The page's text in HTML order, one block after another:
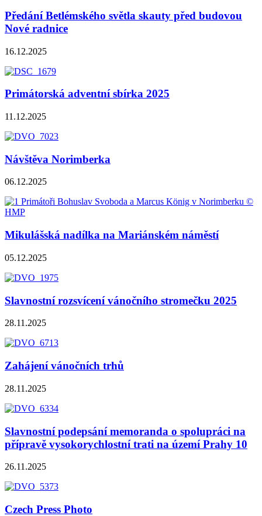
Předání Betlémského světla skauty před budovou
Nové radnice
16.12.2025
Primátorská adventní sbírka 2025
11.12.2025
Návštěva Norimberka
06.12.2025
Mikulášská nadílka na Mariánském náměstí
05.12.2025
Slavnostní rozsvícení vánočního stromečku 2025
28.11.2025
Zahájení vánočních trhů
28.11.2025
Slavnostní podepsání memoranda o spolupráci na
přípravě vysokorychlostní trati na území Prahy 10
26.11.2025
Czech Press Photo